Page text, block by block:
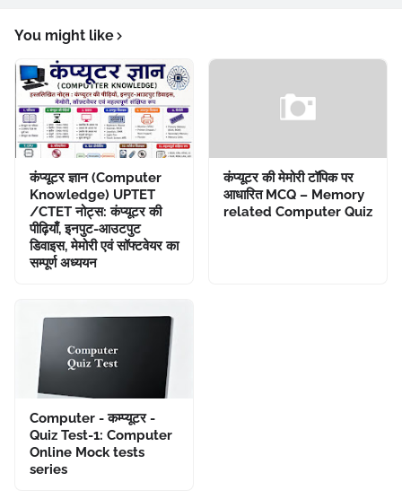
You might like
कंप्यूटर ज्ञान (Computer
Knowledge) UPTET
/CTET नोट्स: कंप्यूटर की
पीढ़ियाँ, इनपुट-आउटपुट
डिवाइस, मेमोरी एवं सॉफ्टवेयर का
सम्पूर्ण अध्ययन
कंप्यूटर की मेमोरी टॉपिक पर
आधारित MCQ – Memory
related Computer Quiz
Computer - कम्प्यूटर -
Quiz Test-1: Computer
Online Mock tests
series